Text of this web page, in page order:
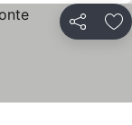
シェア お